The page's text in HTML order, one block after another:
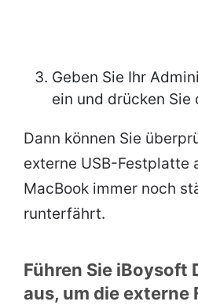
Geben Sie Ihr
ein und drücken Sie
Dann können Sie
externe USB-Festplatte
MacBook immer noch
runterfährt.
Führen Sie iBoysoft
aus, um die externe